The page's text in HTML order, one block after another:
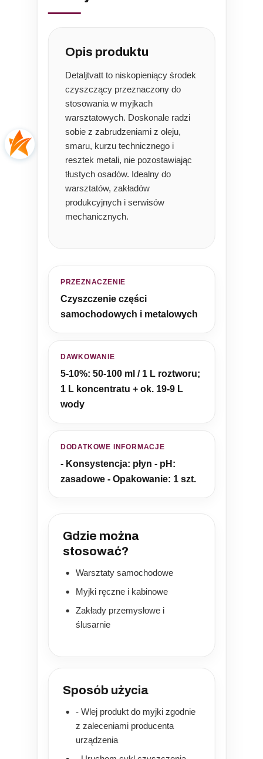
Opis produktu
Detaljtvatt to niskopieniący środek
czyszczący przeznaczony do
stosowania w myjkach
warsztatowych. Doskonale radzi
sobie z zabrudzeniami z oleju,
smaru, kurzu technicznego i
resztek metali, nie pozostawiając
tłustych osadów. Idealny do
warsztatów, zakładów
produkcyjnych i serwisów
mechanicznych.
PRZEZNACZENIE
Czyszczenie części
samochodowych i metalowych
DAWKOWANIE
5-10%: 50-100 ml / 1 L roztworu;
1 L koncentratu + ok. 19-9 L
wody
DODATKOWE INFORMACJE
- Konsystencja: płyn - pH:
zasadowe - Opakowanie: 1 szt.
Gdzie można
stosować?
Warsztaty samochodowe
Myjki ręczne i kabinowe
Zakłady przemysłowe i
ślusarnie
Sposób użycia
- Wlej produkt do myjki zgodnie
z zaleceniami producenta
urządzenia